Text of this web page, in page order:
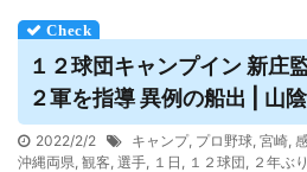
１２球団キャンプイン 新庄
２軍を指導 異例の船出 | 山
2022/2/2 キャンプ, プロ野球, 宮崎,
沖縄両県, 観客, 選手, １日 , １２球団, ２年ぶり